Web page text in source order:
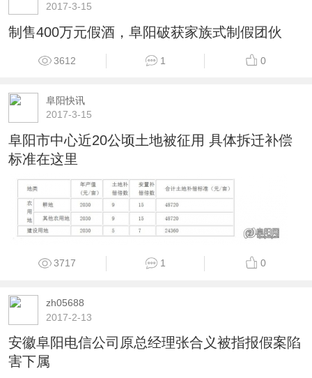
2017-3-15
制售400万元假酒，阜阳破获家族式制假团伙
3612 1 0
阜阳快讯
2017-3-15
阜阳市中心近20公顷土地被征用 具体拆迁补偿
标准在这里
3717 1 0
zh05688
2017-2-13
安徽阜阳电信公司原总经理张合义被指报假案陷
害下属